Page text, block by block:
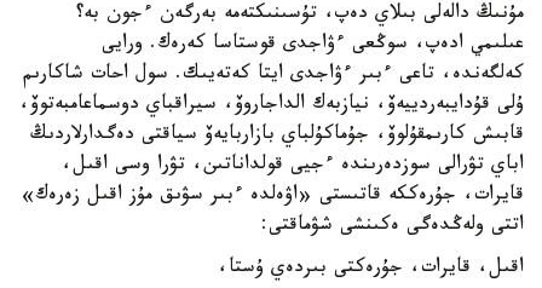
مۇنىڭ دالەلى بىلاي دەپ، تۇسىنىكتەمە بەرگەن ءجون بە؟
عىلىمي ادەپ، سوڭعى ءۋاجدى قوستاسا كەرەك. ورايى
كەلگەندە، تاعى ءبىر ءۋاجدى ايتا كەتەيىك. سول احات شاكارىم
ۇلى قۇدايبەردييەۆ، نيازبەك الداجاروۆ، سيراقباي دوسماعامبەتوۆ،
قابىش كارىمقۇلوۆ، جۇماكۇلباي بازاربايەۆ سياقتى دەگدارلاردىڭ
اباي تۋرالى سوزدەرىندە ءجيى قولداناتىن، تۋرا وسى اقىل،
قايرات، جۇرەككە قاتىستى «اۋەلدە ءبىر سۋىق مۇز اقىل زەرەك»
اتتى ولەڭدەگى ەكىنشى شۋماقتى:
اقىل، قايرات، جۇرەكتى بىردەي ۇستا،